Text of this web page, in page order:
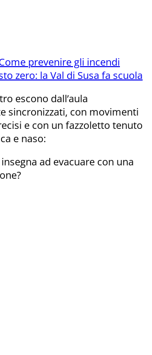
prevenire gli incendi
zero: la Val di Susa fa scuola
escono dall’aula
sincronizzati, con movimenti
e con un fazzoletto tenuto
e naso:
insegna ad evacuare con una